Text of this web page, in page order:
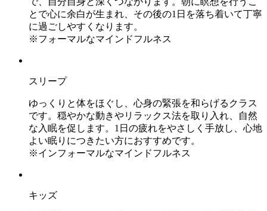
とで心に余白が生まれ、その後の1日を落ち着いて丁寧
に過ごしやすくなります。
※フォーマルなマインドフルネス
スリープ
ゆっくりと体をほぐし、心身の緊張を和らげるクラス
です。穏やかな動きやリラックス法を取り入れ、自然
な入眠を促します。1日の疲れをやさしく手放し、心地
よい眠りにつきたい方におすすめです。
※インフォーマルなマインドフルネス
キッズ